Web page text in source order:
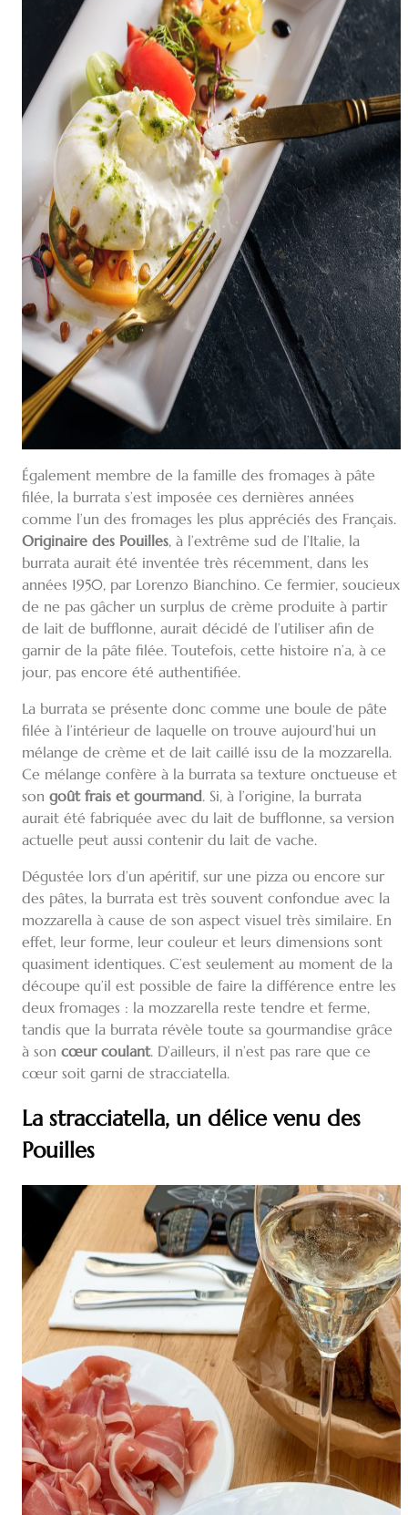
Également membre de la famille des fromages à pâte
filée, la burrata s’est imposée ces dernières années
comme l’un des fromages les plus appréciés des Français.
Originaire des Pouilles, à l’extrême sud de l’Italie, la
burrata aurait été inventée très récemment, dans les
années 1950, par Lorenzo Bianchino. Ce fermier, soucieux
de ne pas gâcher un surplus de crème produite à partir
de lait de bufflonne, aurait décidé de l’utiliser afin de
garnir de la pâte filée. Toutefois, cette histoire n’a, à ce
jour, pas encore été authentifiée.
La burrata se présente donc comme une boule de pâte
filée à l’intérieur de laquelle on trouve aujourd’hui un
mélange de crème et de lait caillé issu de la mozzarella.
Ce mélange confère à la burrata sa texture onctueuse et
son goût frais et gourmand. Si, à l’origine, la burrata
aurait été fabriquée avec du lait de bufflonne, sa version
actuelle peut aussi contenir du lait de vache.
Dégustée lors d’un apéritif, sur une pizza ou encore sur
des pâtes, la burrata est très souvent confondue avec la
mozzarella à cause de son aspect visuel très similaire. En
effet, leur forme, leur couleur et leurs dimensions sont
quasiment identiques. C’est seulement au moment de la
découpe qu’il est possible de faire la différence entre les
deux fromages : la mozzarella reste tendre et ferme,
tandis que la burrata révèle toute sa gourmandise grâce
à son cœur coulant. D’ailleurs, il n’est pas rare que ce
cœur soit garni de stracciatella.
La stracciatella, un délice venu des
Pouilles